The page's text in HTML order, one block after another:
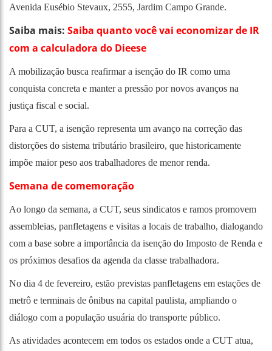
Avenida Eusébio Stevaux, 2555, Jardim Campo Grande.
Saiba mais: Saiba quanto você vai economizar de IR
com a calculadora do Dieese
A mobilização busca reafirmar a isenção do IR como uma
conquista concreta e manter a pressão por novos avanços na
justiça fiscal e social.
Para a CUT, a isenção representa um avanço na correção das
distorções do sistema tributário brasileiro, que historicamente
impõe maior peso aos trabalhadores de menor renda.
Semana de comemoração
Ao longo da semana, a CUT, seus sindicatos e ramos promovem
assembleias, panfletagens e visitas a locais de trabalho, dialogando
com a base sobre a importância da isenção do Imposto de Renda e
os próximos desafios da agenda da classe trabalhadora.
No dia 4 de fevereiro, estão previstas panfletagens em estações de
metrô e terminais de ônibus na capital paulista, ampliando o
diálogo com a população usuária do transporte público.
As atividades acontecem em todos os estados onde a CUT atua,